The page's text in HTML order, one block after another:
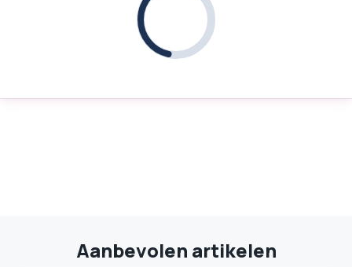
Aanbevolen artikelen